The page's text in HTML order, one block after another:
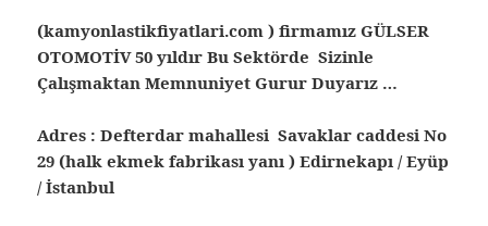
(kamyonlastikfiyatlari.com ) firmamız GÜLSER
OTOMOTİV 50 yıldır Bu Sektörde Sizinle
Çalışmaktan Memnuniyet Gurur Duyarız …
Adres : Defterdar mahallesi Savaklar caddesi No
29 (halk ekmek fabrikası yanı ) Edirnekapı / Eyüp
/ İstanbul